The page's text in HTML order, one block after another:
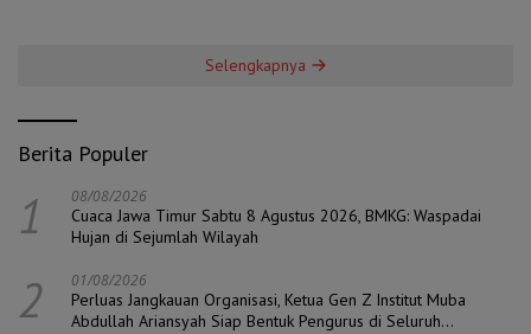
Selengkapnya
Berita Populer
1 08/08/2026
Cuaca Jawa Timur Sabtu 8 Agustus 2026, BMKG: Waspadai
Hujan di Sejumlah Wilayah
2 01/08/2026
Perluas Jangkauan Organisasi, Ketua Gen Z Institut Muba
Abdullah Ariansyah Siap Bentuk Pengurus di Seluruh